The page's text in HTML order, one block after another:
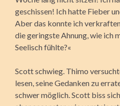
geschissen! Ich hatte Fieber
Aber das konnte ich
die geringste Ahnung, wie ich
Seelisch fühlte?«
Scott schwieg. Thimo
lesen, seine Gedanken zu
schwer möglich. Scott biss